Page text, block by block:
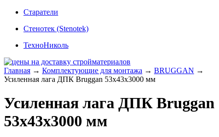
Старатели
Стенотек (Stenotek)
ТехноНиколь
Главная → Комплектующие для монтажа → BRUGGAN →
Усиленная лага ДПК Bruggan 53х43х3000 мм
Усиленная лага ДПК Bruggan
53х43х3000 мм